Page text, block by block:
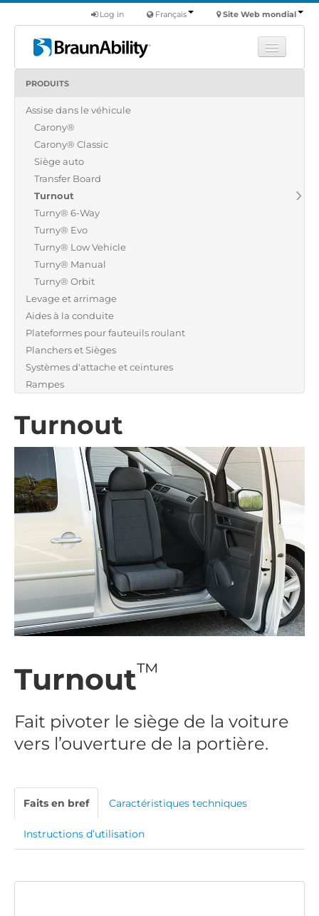
Site Web mondial
Français
Log in
Produits
Véhicules utilitaires
Nous
Trouver un revendeur
PRODUITS
Assise dans le véhicule
Carony®
Carony® Classic
Siège auto
Transfer Board
Turnout
Turny® 6-Way
Turny® Evo
Turny® Low Vehicle
Turny® Manual
Turny® Orbit
Levage et arrimage
Aides à la conduite
Plateformes pour fauteuils roulant
Planchers et Sièges
Systèmes d'attache et ceintures
Rampes
Turnout
Turnout™
Fait pivoter le siège de la voiture
vers l’ouverture de la portière.
Faits en bref Caractéristiques techniques
Instructions d’utilisation